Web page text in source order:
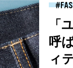
「
呼
ィ